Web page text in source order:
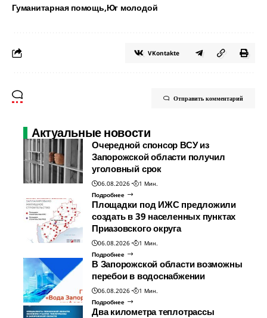
Гуманитарная помощь Юг молодой
VKontakte
Отправить комментарий
Актуальные новости
Очередной спонсор ВСУ из
Запорожской области получил
уголовный срок
06.08.2026
1 Мин.
Подробнее
Площадки под ИЖС предложили
создать в 39 населенных пунктах
Приазовского округа
06.08.2026
1 Мин.
Подробнее
В Запорожской области возможны
перебои в водоснабжении
06.08.2026
1 Мин.
Подробнее
Два километра теплотрассы